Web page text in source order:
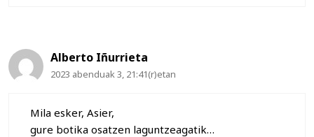
Alberto Iñurrieta
2023 abenduak 3, 21:41(r)etan
Mila esker, Asier,
gure botika osatzen laguntzeagatik…